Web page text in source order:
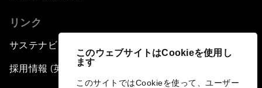
このウェブサイトはCookieを使用し
ます
このサイトではCookieを使って、ユーザー
リンク
サステナビリティへの取り組み
採用情報 (英語のみ)